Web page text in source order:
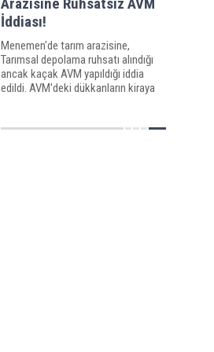
Arazisine Ruhsatsız AVM
İddiası!
Menemen'de tarım arazisine,
Tarımsal depolama ruhsatı alındığı
ancak kaçak AVM yapıldığı iddia
edildi. AVM'deki dükkanların kiraya
meclis gündemine taşıdı.